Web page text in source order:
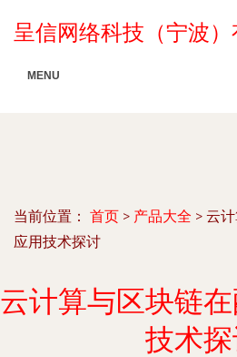
呈信网络科技（宁波）
MENU
当前位置： 首页 > 产品大全 > 云
应用技术探讨
云计算与区块链
技术